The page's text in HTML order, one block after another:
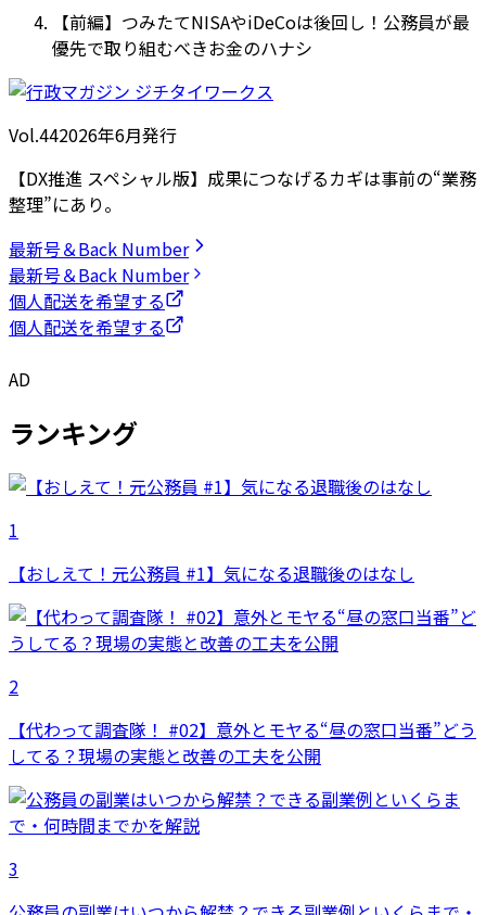
【前編】つみたてNISAやiDeCoは後回し！公務員が最
優先で取り組むべきお金のハナシ
Vol.442026年6月発行
【DX推進 スペシャル版】成果につなげるカギは事前の“業務
整理”にあり。
最新号＆Back Number
最新号＆Back Number
個人配送を希望する
個人配送を希望する
AD
ランキング
1
【おしえて！元公務員 #1】気になる退職後のはなし
2
【代わって調査隊！ #02】意外とモヤる“昼の窓口当番”どう
してる？現場の実態と改善の工夫を公開
3